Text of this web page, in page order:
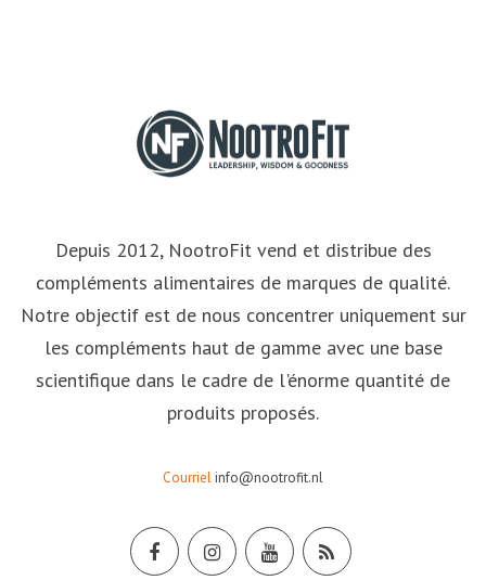
Depuis 2012, NootroFit vend et distribue des
compléments alimentaires de marques de qualité.
Notre objectif est de nous concentrer uniquement sur
les compléments haut de gamme avec une base
scientifique dans le cadre de l'énorme quantité de
produits proposés.
Courrielinfo@nootrofit.nl